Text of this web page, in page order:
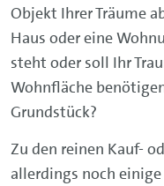
Objekt Ihrer Träume
Haus oder eine
steht oder soll Ihr
Wohnfläche
Grundstück?
Zu den reinen Kauf-
allerdings noch